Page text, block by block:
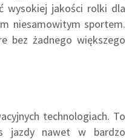
wysokiej jakości rolki dla
niesamowitym sportem.
bez żadnego większego
technologiach. To
jazdy nawet w bardzo